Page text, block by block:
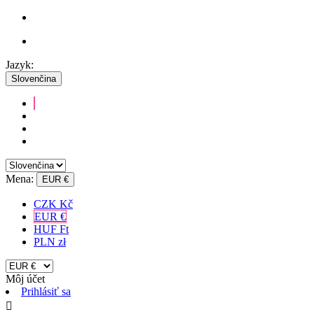
Jazyk:
Slovenčina
Mena: EUR €
CZK Kč
EUR €
HUF Ft
PLN zł
Môj účet
Prihlásiť sa
